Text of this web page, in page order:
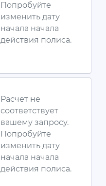
Попробуйте
изменить дату
начала начала
действия полиса.
Расчет не
соответствует
вашему запросу.
Попробуйте
изменить дату
начала начала
действия полиса.